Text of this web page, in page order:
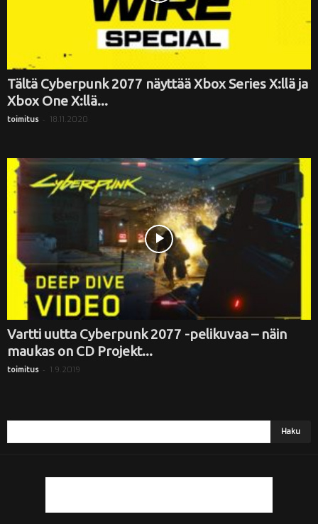
Tältä Cyberpunk 2077 näyttää Xbox Series X:llä ja
Xbox One X:llä...
toimitus - 18.11.2020
Vartti uutta Cyberpunk 2077 -pelikuvaa – näin
maukas on CD Projekt...
toimitus - 1.9.2019